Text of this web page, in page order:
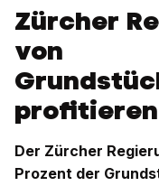
Zürcher
von
profitieren
Der Zürcher
Prozent der